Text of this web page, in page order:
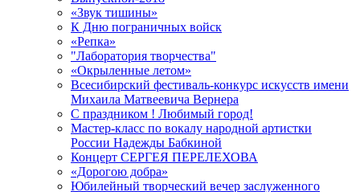
«Звук тишины»
К Дню пограничных войск
«Репка»
"Лаборатория творчества"
«Окрыленные летом»
Всесибирский фестиваль-конкурс искусств имени
Михаила Матвеевича Вернера
С праздником ! Любимый город!
Мастер-класс по вокалу народной артистки
России Надежды Бабкиной
Концерт СЕРГЕЯ ПЕРЕЛЕХОВА
«Дорогою добра»
Юбилейный творческий вечер заслуженного